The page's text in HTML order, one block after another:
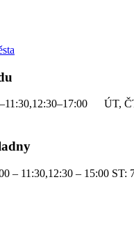
ÚT,
– 11:30,12:30 – 15:00